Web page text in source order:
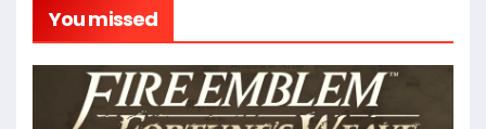
You missed